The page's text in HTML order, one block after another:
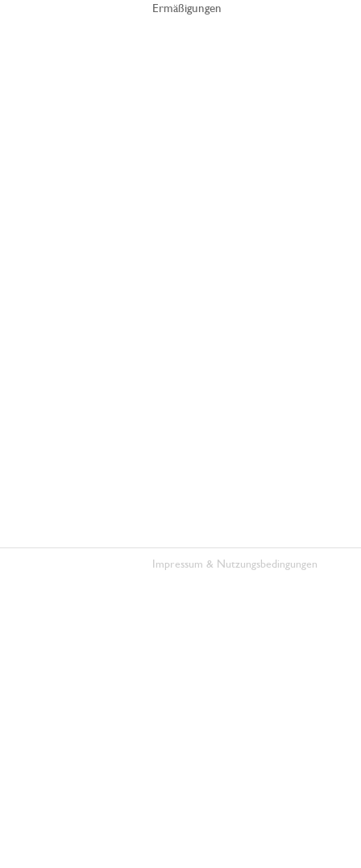
Ermäßigungen
Impressum & Nutzungsbedingungen